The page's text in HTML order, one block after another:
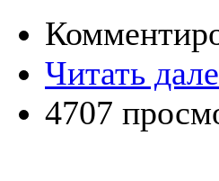
Читать
4707